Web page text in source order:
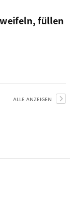
füllen
ALLE ANZEIGEN